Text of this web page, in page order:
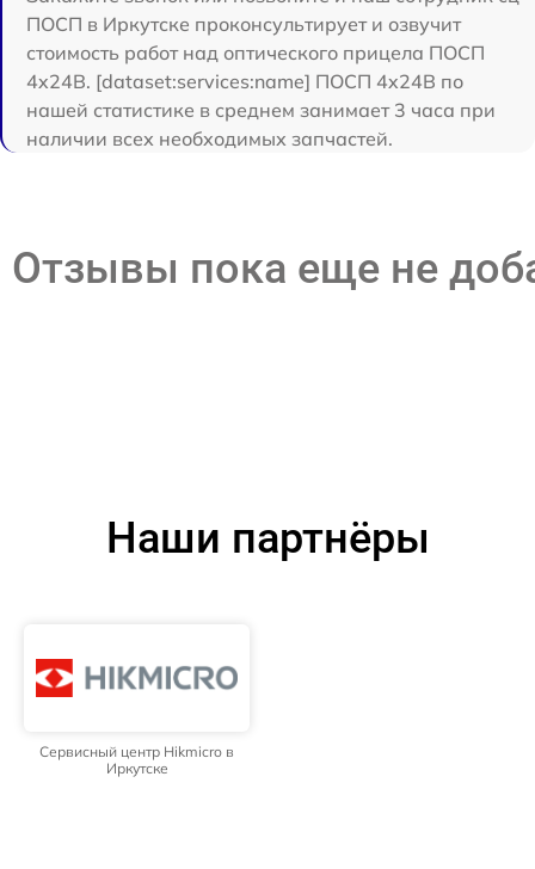
ПОСП в Иркутске проконсультирует и озвучит
стоимость работ над оптического прицела ПОСП
4x24B. [dataset:services:name] ПОСП 4x24B по
нашей статистике в среднем занимает 3 часа при
наличии всех необходимых запчастей.
Отзывы пока еще не
Наши партнёры
Сервисный центр Hikmicro в
Иркутске